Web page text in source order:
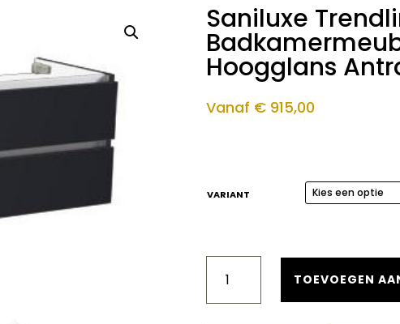
Saniluxe
Hoogglans
Vanaf €915,00
VARIANT
TRENDLINE
SET
TOEVOEGEN